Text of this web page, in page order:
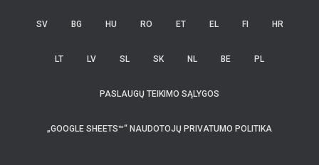
SV BG HU RO ET EL FI HR
LT LV SL SK NL BE PL
PASLAUGŲ TEIKIMO SĄLYGOS
„GOOGLE SHEETS™“ NAUDOTOJŲ PRIVATUMO POLITIKA